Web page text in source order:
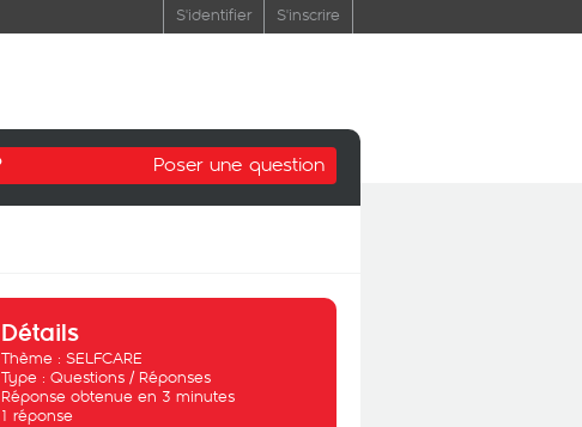
S'identifier S'inscrire
Poser une question
Détails
Thème : SELFCARE
Type : Questions / Réponses
Réponse obtenue en 3 minutes
1 réponse